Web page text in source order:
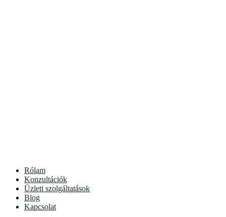
Rólam
Konzultációk
Üzleti szolgáltatások
Blog
Kapcsolat